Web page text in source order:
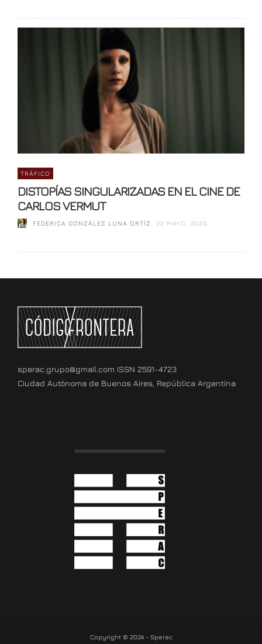
TRÁFICO
DISTOPÍAS SINGULARIZADAS EN EL CINE DE
CARLOS VERMUT
FEDERICA GONZÁLEZ LUNA ORTÍZ 22 MAYO, 2020
sperac.grupo@gmail.com ISSN 2591-4723
Ciudad Autónoma de Buenos Aires, República Argentina
Copyright © 2024 - Sperac